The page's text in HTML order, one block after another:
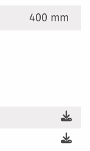
400 mm